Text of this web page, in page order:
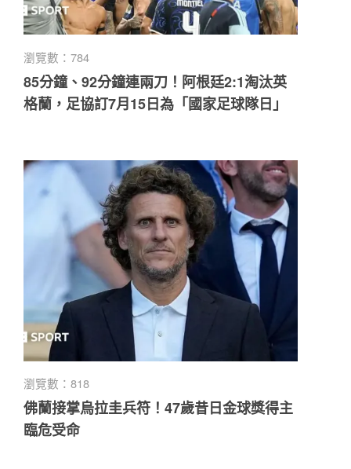
瀏覽數：784
85分鐘、92分鐘連兩刀！阿根廷2:1淘汰英
格蘭，足協訂7月15日為「國家足球隊日」
瀏覽數：818
佛蘭接掌烏拉圭兵符！47歲昔日金球獎得主
臨危受命